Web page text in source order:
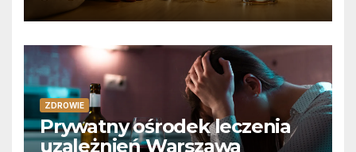
ZDROWIE
Prywatny ośrodek leczenia
uzależnień Warszawa